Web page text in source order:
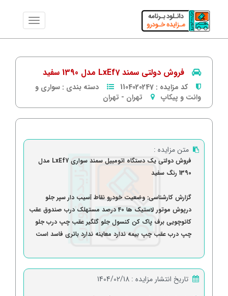
فروش دولتی سمند LxEf7 مدل 1390 سفید
کد مزایده : 1104020247 دسته بندی : سواری و
وانت و پیکاپ
تهران - تهران
متن مزایده :
فروش دولتی یک دستگاه اتومبیل سمند سواری LxEf7 مدل
1390 رنگ سفید
گزارش کارشناسی: وضعیت خودرو نقاط آسیب دار سپر جلو
درپوش موتور لاستیک ها 40 درصد مستهلک درب صندوق عقب
کائوچویی برف پاک کن کنسول جلو گلگیر عقب چپ درب جلو
چپ درب عقب چپ بیمه ندارد معاینه ندارد باتری فاسد است
تاریخ انتشار مزایده : 1404/02/18